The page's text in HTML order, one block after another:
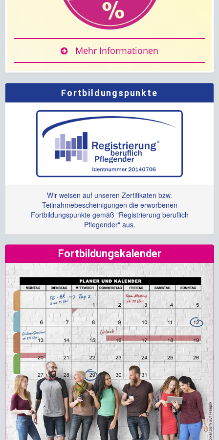
Mehr Informationen
Fortbildungspunkte
Wir weisen auf unseren Zertifikaten bzw.
Teilnahmebescheinigungen die erworbenen
Fortbildungspunkte gemäß "Registrierung beruflich
Pflegender" aus.
Fortbildungskalender